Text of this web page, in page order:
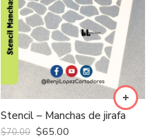
Stencil – Manchas de jirafa
$70.00 $65.00